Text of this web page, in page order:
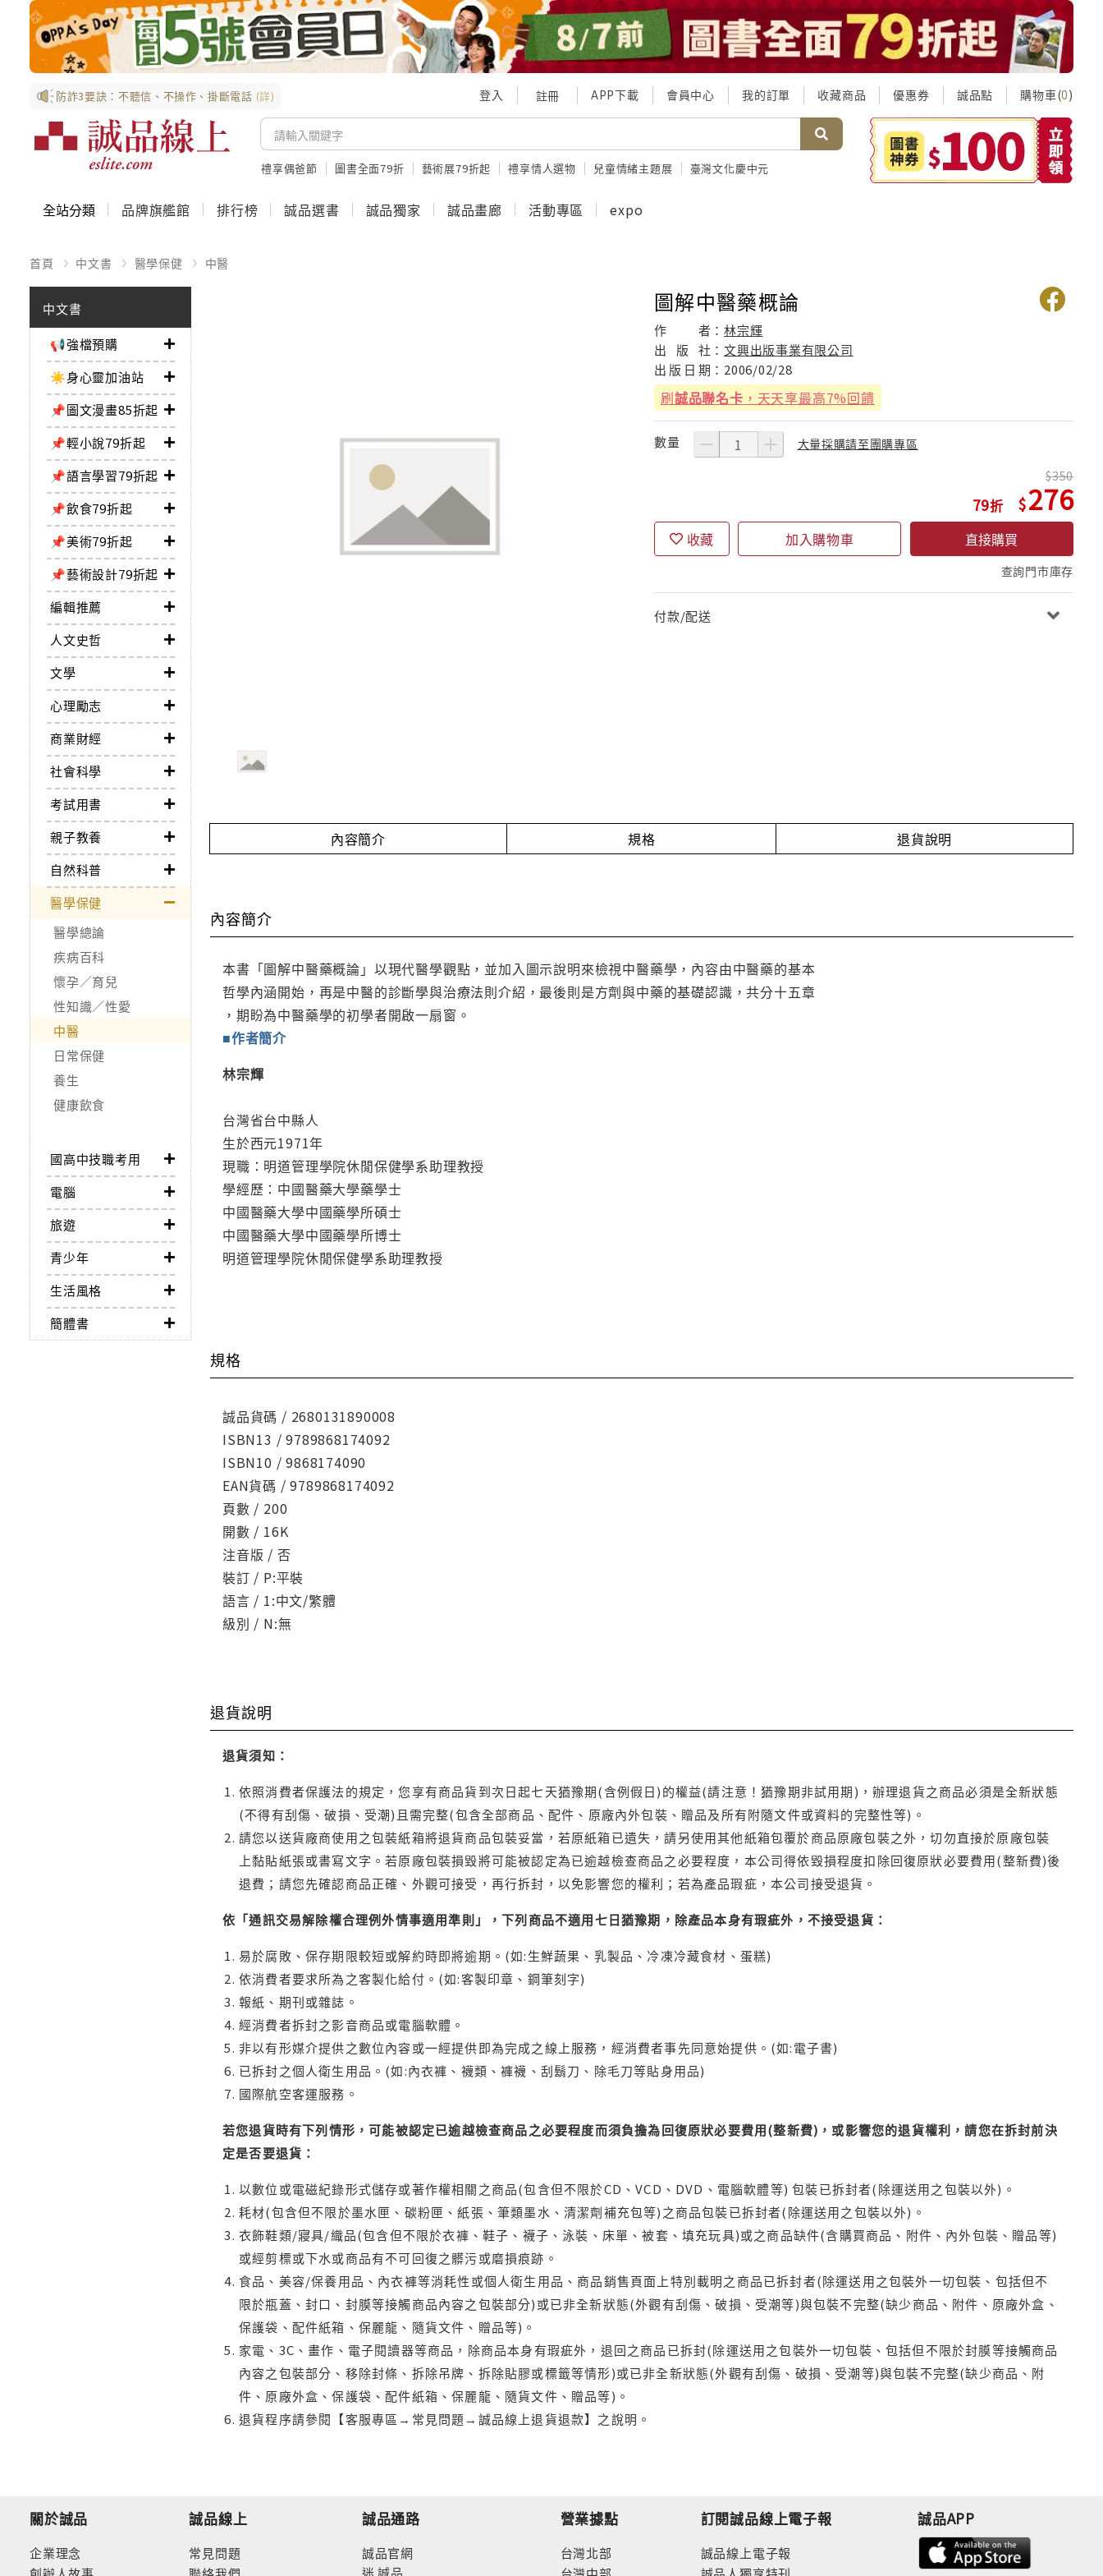
防詐3要訣：不聽信、不操作、掛斷電話 (詳) 登入 註冊 APP下載 會員中心 我的訂單 收藏商品 優惠券 誠品點 購物車(0)
禮享偶爸節 圖書全面79折 藝術展79折起 禮享情人選物 兒童情緒主題展 臺灣文化慶中元
全站分類 品牌旗艦館 排行榜 誠品選書 誠品獨家 誠品畫廊 活動專區 expo
首頁 中文書 醫學保健 中醫
中文書
📢強檔預購
☀️身心靈加油站
📌圖文漫畫85折起
📌輕小說79折起
📌語言學習79折起
📌飲食79折起
📌美術79折起
📌藝術設計79折起
編輯推薦
人文史哲
文學
心理勵志
商業財經
社會科學
考試用書
親子教養
自然科普
醫學保健
醫學總論
疾病百科
懷孕／育兒
性知識／性愛
中醫
日常保健
養生
健康飲食
國高中技職考用
電腦
旅遊
青少年
生活風格
簡體書
圖解中醫藥概論
作 者：林宗輝
出
版 社：文興出版事業有限公司
出 版 日 期： 2006/02/28
刷誠品聯名卡 ，天天享最高7%回饋
數量 大量採購請至團購專區
79
350
276
收藏 加入購物車 直接購買
查詢門市庫存
付款/配送
內容簡介 規格 退貨說明
內容簡介
本書「圖解中醫藥概論」以現代醫學觀點，並加入圖示說明來檢視中醫藥學，內容由中醫藥的基本
哲學內涵開始，再是中醫的診斷學與治療法則介紹，最後則是方劑與中藥的基礎認識，共分十五章
，期盼為中醫藥學的初學者開啟一扇窗。
■作者簡介
林宗輝
台灣省台中縣人
生於西元1971年
現職：明道管理學院休閒保健學系助理教授
學經歷：中國醫藥大學藥學士
中國醫藥大學中國藥學所碩士
中國醫藥大學中國藥學所博士
明道管理學院休閒保健學系助理教授
規格
誠品貨碼 / 2680131890008
ISBN13 / 9789868174092
ISBN10 / 9868174090
EAN貨碼 / 9789868174092
頁數 / 200
開數 / 16K
注音版 / 否
裝訂 / P:平裝
語言 / 1:中文/繁體
級別 / N:無
退貨說明
退貨須知：
依照消費者保護法的規定，您享有商品貨到次日起七天猶豫期(含例假日)的權益(請注意！猶豫期非試用期)，辦理退貨之商品必須是全新狀態
(不得有刮傷、破損、受潮)且需完整(包含全部商品、配件、原廠內外包裝、贈品及所有附隨文件或資料的完整性等)。
請您以送貨廠商使用之包裝紙箱將退貨商品包裝妥當，若原紙箱已遺失，請另使用其他紙箱包覆於商品原廠包裝之外，切勿直接於原廠包裝
上黏貼紙張或書寫文字。若原廠包裝損毀將可能被認定為已逾越檢查商品之必要程度，本公司得依毀損程度扣除回復原狀必要費用(整新費)後
退費；請您先確認商品正確、外觀可接受，再行拆封，以免影響您的權利；若為產品瑕疵，本公司接受退貨。
依「通訊交易解除權合理例外情事適用準則」，下列商品不適用七日猶豫期，除產品本身有瑕疵外，不接受退貨：
易於腐敗、保存期限較短或解約時即將逾期。(如:生鮮蔬果、乳製品、冷凍冷藏食材、蛋糕)
依消費者要求所為之客製化給付。(如:客製印章、鋼筆刻字)
報紙、期刊或雜誌。
經消費者拆封之影音商品或電腦軟體。
非以有形媒介提供之數位內容或一經提供即為完成之線上服務，經消費者事先同意始提供。(如:電子書)
已拆封之個人衛生用品。(如:內衣褲、襪類、褲襪、刮鬍刀、除毛刀等貼身用品)
國際航空客運服務。
若您退貨時有下列情形，可能被認定已逾越檢查商品之必要程度而須負擔為回復原狀必要費用(整新費)，或影響您的退貨權利，請您在拆封前決
定是否要退貨：
以數位或電磁紀錄形式儲存或著作權相關之商品(包含但不限於CD、VCD、DVD、電腦軟體等) 包裝已拆封者(除運送用之包裝以外)。
耗材(包含但不限於墨水匣、碳粉匣、紙張、筆類墨水、清潔劑補充包等)之商品包裝已拆封者(除運送用之包裝以外)。
衣飾鞋類/寢具/織品(包含但不限於衣褲、鞋子、襪子、泳裝、床單、被套、填充玩具)或之商品缺件(含購買商品、附件、內外包裝、贈品等)
或經剪標或下水或商品有不可回復之髒污或磨損痕跡。
食品、美容/保養用品、內衣褲等消耗性或個人衛生用品、商品銷售頁面上特別載明之商品已拆封者(除運送用之包裝外一切包裝、包括但不
限於瓶蓋、封口、封膜等接觸商品內容之包裝部分)或已非全新狀態(外觀有刮傷、破損、受潮等)與包裝不完整(缺少商品、附件、原廠外盒、
保護袋、配件紙箱、保麗龍、隨貨文件、贈品等)。
家電、3C、畫作、電子閱讀器等商品，除商品本身有瑕疵外，退回之商品已拆封(除運送用之包裝外一切包裝、包括但不限於封膜等接觸商品
內容之包裝部分、移除封條、拆除吊牌、拆除貼膠或標籤等情形)或已非全新狀態(外觀有刮傷、破損、受潮等)與包裝不完整(缺少商品、附
件、原廠外盒、保護袋、配件紙箱、保麗龍、隨貨文件、贈品等)。
退貨程序請參閱【客服專區→常見問題→誠品線上退貨退款】之說明。
關於誠品
企業理念
誠品線上
常見問題
誠品通路
誠品官網
迷 誠品
營業據點
台灣北部
訂閱誠品線上電子報
誠品線上電子報
誠品APP